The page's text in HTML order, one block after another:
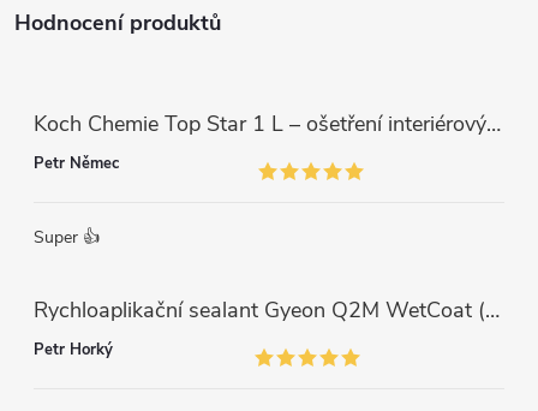
Hodnocení produktů
Koch Chemie Top Star 1 L – ošetření interiérových plastů, ochrana a matný vzhled
Petr Němec
Super 👍
Rychloaplikační sealant Gyeon Q2M WetCoat (1 L)
Petr Horký